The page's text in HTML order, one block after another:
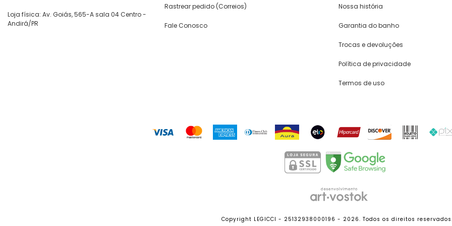
Nossa história
Garantia do banho
Trocas e devoluções
Política de privacidade
Termos de uso
Rastrear pedido (Correios)
Fale Conosco
Loja física: Av. Goiás, 565-A sala 04 Centro -
Andirá/PR
Copyright LEGICCI - 25132938000196 - 2026. Todos os direitos